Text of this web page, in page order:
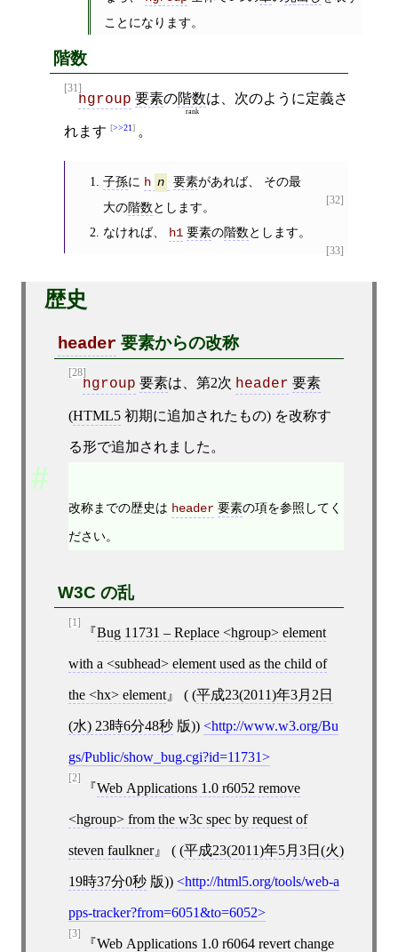
ことになります。
階数
[31]
hgroup 要素の階数
rank
は、次のように定義さ
れます >>21 。
[32]
子孫に h n 要素があれば、 その最
大の階数とします。
[33]
なければ、 h1 要素の階数とします。
歴史
header 要素からの改称
[28]
hgroup 要素は、第2次 header 要素
(HTML5初期に追加されたもの) を改称す
る形で追加されました。
改称までの歴史は header 要素の項を参照してく
ださい。
W3C の乱
[1]
Bug 11731 – Replace <hgroup> element
with a <subhead> element used as the child of
the <hx> element ( (平成23(2011)年3月2日
(水) 23時6分48秒版)) http://www.w3.org/Bu
gs/Public/show_bug.cgi?id=11731
[2]
Web Applications 1.0 r6052 remove
<hgroup> from the w3c spec by request of
steven faulkner ( (平成23(2011)年5月3日(火)
19時37分0秒版)) http://html5.org/tools/web-a
pps-tracker?from=6051&to=6052
[3]
Web Applications 1.0 r6064 revert change